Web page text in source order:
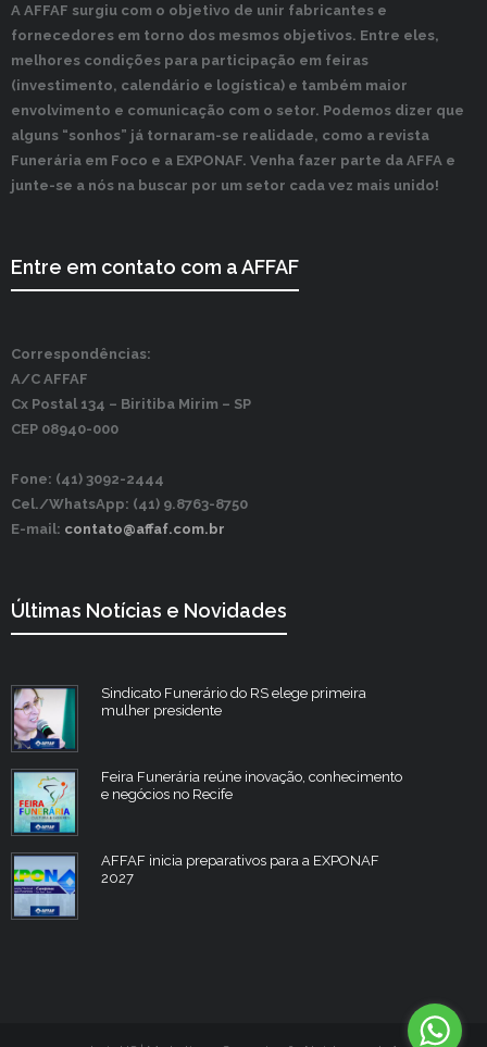
A AFFAF surgiu com o objetivo de unir fabricantes e
fornecedores em torno dos mesmos objetivos. Entre eles,
melhores condições para participação em feiras
(investimento, calendário e logística) e também maior
envolvimento e comunicação com o setor. Podemos dizer que
alguns “sonhos” já tornaram-se realidade, como a revista
Funerária em Foco e a EXPONAF. Venha fazer parte da AFFA e
junte-se a nós na buscar por um setor cada vez mais unido!
Entre em contato com a AFFAF
Correspondências:
A/C AFFAF
Cx Postal 134 – Biritiba Mirim – SP
CEP 08940-000
Fone: (41) 3092-2444
Cel./WhatsApp: (41) 9.8763-8750
E-mail: contato@affaf.com.br
Últimas Notícias e Novidades
Sindicato Funerário do RS elege primeira
mulher presidente
Feira Funerária reúne inovação, conhecimento
e negócios no Recife
AFFAF inicia preparativos para a EXPONAF
2027